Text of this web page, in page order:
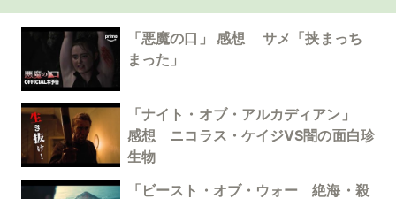
「悪魔の口」 感想 サメ「挟まっち
まった」
「ナイト・オブ・アルカディアン」
感想 ニコラス・ケイジVS闇の面白珍
生物
「ビースト・オブ・ウォー 絶海・殺